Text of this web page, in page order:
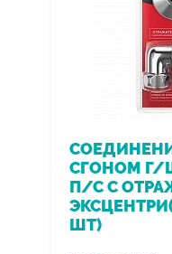
СГОНОМ Г/
П/С С
ШТ)